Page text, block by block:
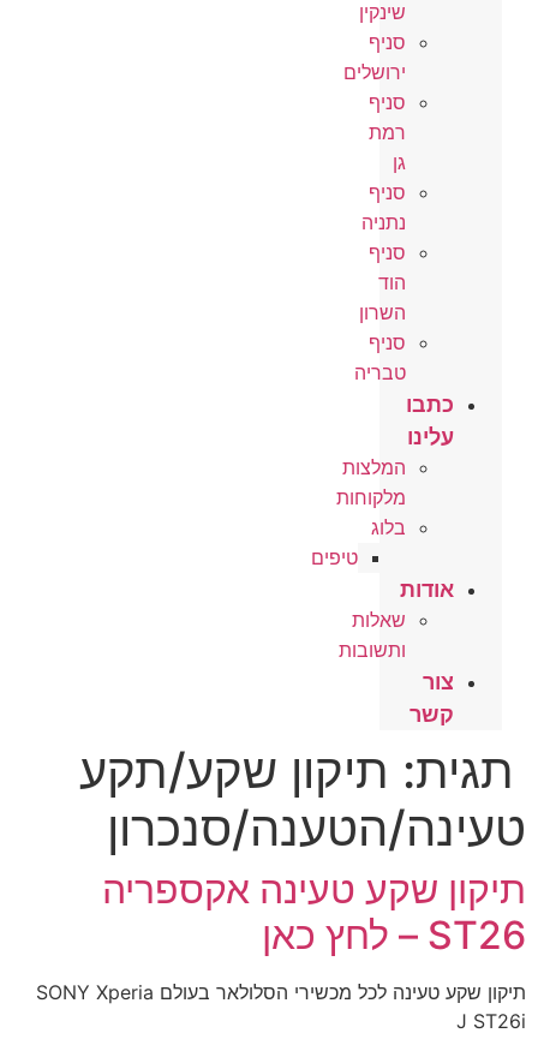
שינקין
סניף
ירושלים
סניף
רמת
גן
סניף
נתניה
סניף
הוד
השרון
סניף
טבריה
כתבו
עלינו
המלצות
מלקוחות
בלוג
טיפים
אודות
שאלות
ותשובות
צור
קשר
תגית: תיקון שקע/תקע
טעינה/הטענה/סנכרון
תיקון שקע טעינה אקספריה
ST26 – לחץ כאן
תיקון שקע טעינה לכל מכשירי הסלולאר בעולם SONY Xperia
J ST26i